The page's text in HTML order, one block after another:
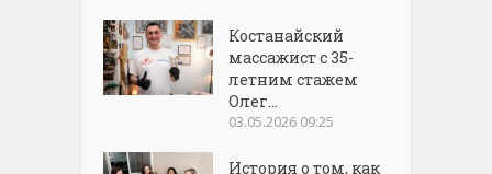
Костанайский
массажист с 35-
летним стажем
Олег...
03.05.2026 09:25
История о том, как